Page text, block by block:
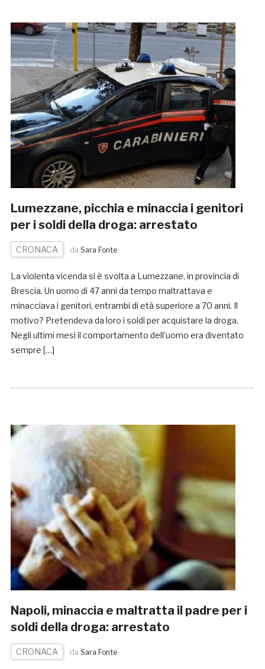
Lumezzane, picchia e minaccia i genitori
per i soldi della droga: arrestato
CRONACA da Sara Fonte
La violenta vicenda si è svolta a Lumezzane, in provincia di
Brescia. Un uomo di 47 anni da tempo maltrattava e
minacciava i genitori, entrambi di età superiore a 70 anni. Il
motivo? Pretendeva da loro i soldi per acquistare la droga.
Negli ultimi mesi il comportamento dell’uomo era diventato
sempre […]
Napoli, minaccia e maltratta il padre per i
soldi della droga: arrestato
CRONACA da Sara Fonte